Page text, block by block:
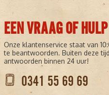
EEN VRAAG OF
Onze klantenservice staat van
te beantwoorden. Buiten deze
antwoorden binnen 24 uur!
0341 55 69 69